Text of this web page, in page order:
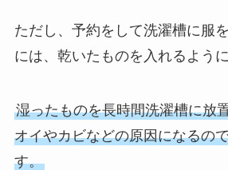
ただし、予約をして洗濯槽に服
には、乾いたものを入れるよう
湿ったものを長時間洗濯槽に放
オイやカビなどの原因になるの
す。